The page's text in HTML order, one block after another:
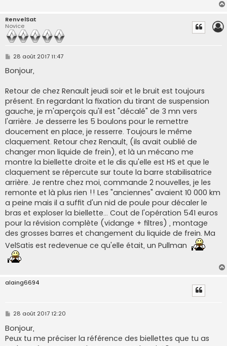
RenvelSat
Novice
M
s
s
g
e
28 août 2017 11:47
Bonjour,
Retour de chez Renault jeudi soir et le bruit est toujours
présent. En regardant la fixation du tirant de suspension
gauche, je m'aperçois qu'il est "décalé" de 3 mn vers
l'arrière. Je desserre les 5 boulons pour le remettre
doucement en place, je resserre. Toujours le même
claquement. Retour chez Renault, (ils avait oublié de
changer mon liquide de frein), et là un mécano me
montre la biellette droite et le dis qu'elle est HS et que le
claquement se répercute sur toute la barre stabilisatrice
arrière. Je rentre chez moi, commande 2 nouvelles, je les
remonte et là plus rien !! Les "anciennes" avaient 10 000 km
a peine mais il a suffit d'un nid de poule pour décaler le
bras et exploser la biellette... Cout de l'opération 541 euros
pour la révision complète (vidange + filtres) , montage
des grosses barres et changement du liquide de frein. Ma
VelSatis est redevenue ce qu'elle était, un Pullman
alaing6694
M
s
s
a
28 août 2017 12:20
Bonjour,
Peux tu me préciser la référence des biellettes que tu as